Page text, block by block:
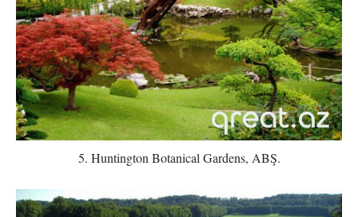
5. Huntington Botanical Gardens, ABŞ.